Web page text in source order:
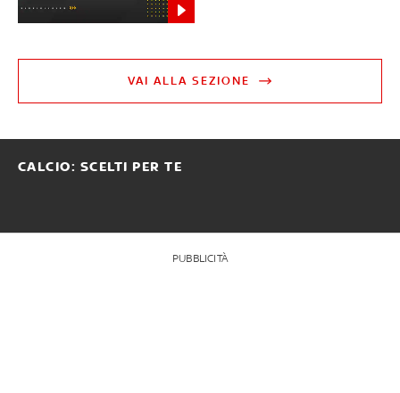
VAI ALLA SEZIONE
CALCIO: SCELTI PER TE
PUBBLICITÀ